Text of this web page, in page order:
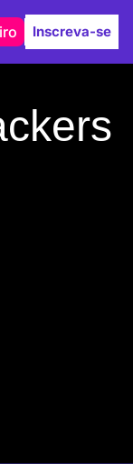
Inscreva-se